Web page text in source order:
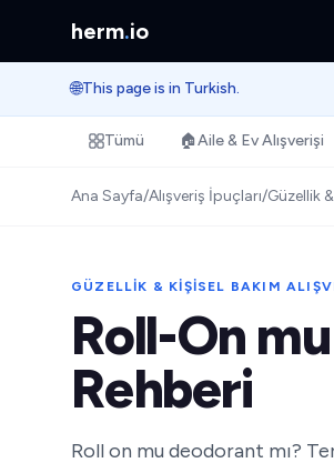
herm.io
🌐This page is in Turkish.
Tümü 🏠Aile & Ev Alışverişi
Ana Sayfa/Alışveriş İpuçları/Güzellik
GÜZELLIK & KIŞISEL BAKIM
Roll-On
Rehberi
Roll on mu deodorant mı?